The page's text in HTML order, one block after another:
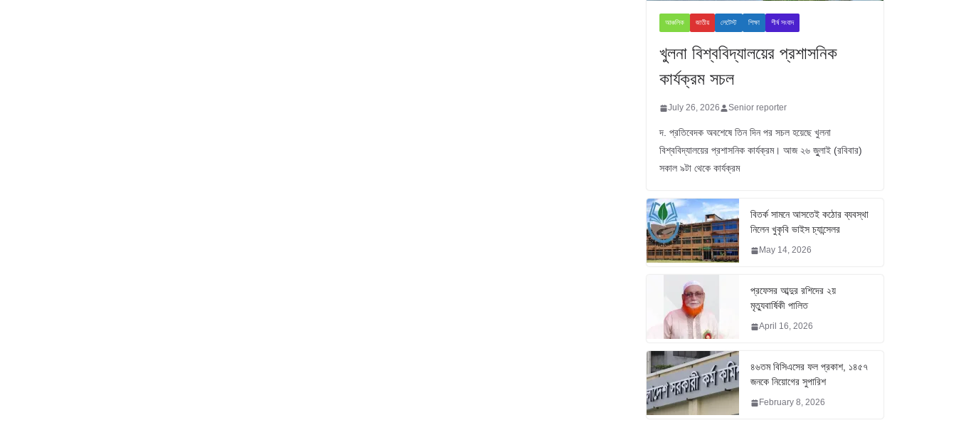
আঞ্চলিক জাতীয় লেটেস্ট শিক্ষা শীর্ষ সংবাদ
খুলনা বিশ্ববিদ্যালয়ের প্রশাসনিক
কার্যক্রম সচল
July 26, 2026 Senior reporter
দ. প্রতিবেদক অবশেষে তিন দিন পর সচল হয়েছে খুলনা
বিশ্ববিদ্যালয়ের প্রশাসনিক কার্যক্রম। আজ ২৬ জুুলাই (রবিবার)
সকাল ৯টা থেকে কার্যক্রম
বিতর্ক সামনে আসতেই কঠোর ব্যবস্থা
নিলেন খুকৃবি ভাইস চ্যান্সেলর
May 14, 2026
প্রফেসর আব্দুর রশিদের ২য়
মৃত্যুবার্ষিকী পালিত
April 16, 2026
৪৬তম বিসিএসের ফল প্রকাশ, ১৪৫৭
জনকে নিয়োগের সুপারিশ
February 8, 2026